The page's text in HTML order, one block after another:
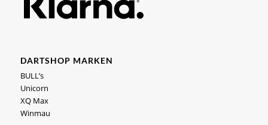
DARTSHOP MARKEN
BULL’s
Unicorn
XQ Max
Winmau